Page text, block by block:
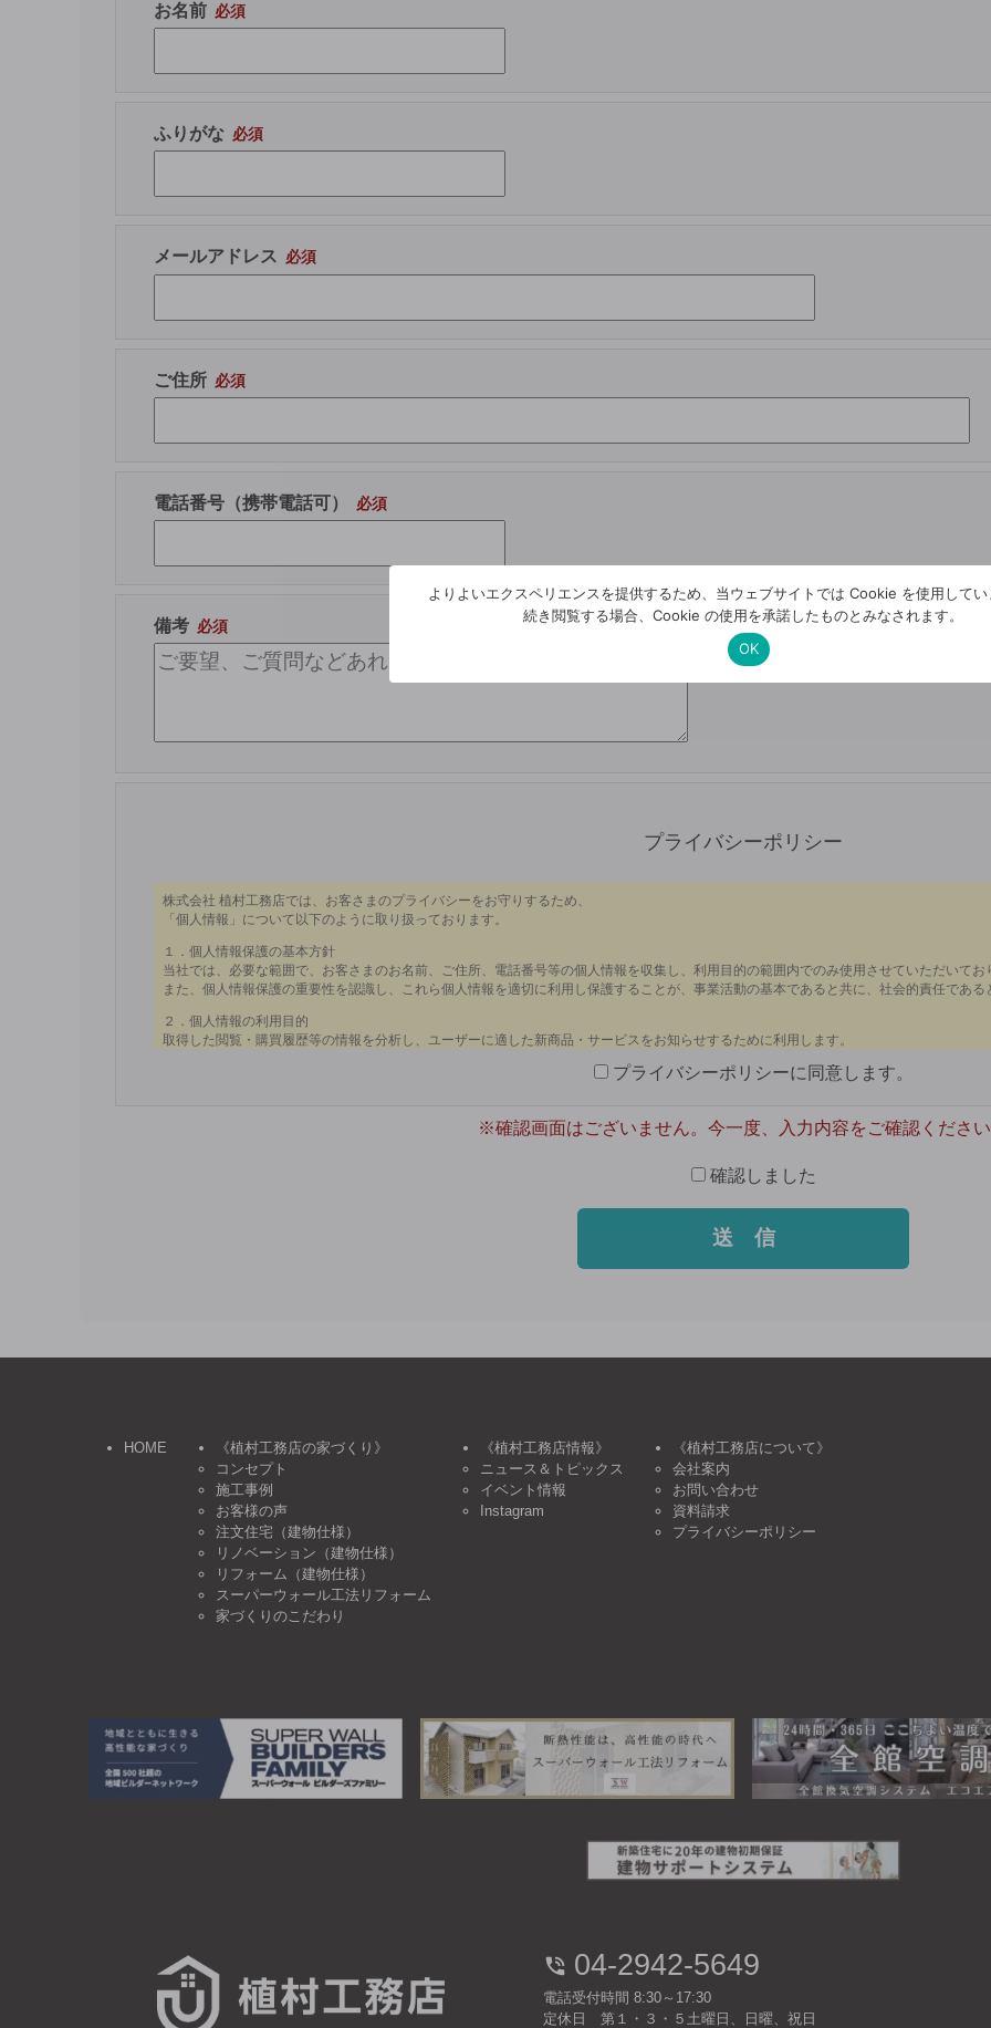
お名前
ふりがな
メールアドレス
ご住所
電話番号（携帯電話可）
備考
このフィールドは空のままにしてく
プライバシーポリシー
プライバシーポリシーに同意します。
※確認画面はございません。今一度、入力内容をご確認くださ
確認しました
HOME
《植村工務店の家づくり》
コンセプト
施工事例
お客様の声
注文住宅（建物仕様）
リノベーション（建物仕様）
リフォーム（建物仕様）
スーパーウォール工法リフォーム
家づくりのこだわり
《植村工務店情報》
ニュース＆トピックス
イベント情報
Instagram
《植村工務店について》
会社案内
お問い合わせ
資料請求
プライバシーポリシー
04-2942-5649
電話受付時間 8:30～17:30
定休日 第１・３・５土曜日、日曜、祝日
よりよいエクスペリエンスを提供するため、当ウェブサイトでは Cookie を使用して
続き閲覧する場合、Cookie の使用を承諾したものとみなされます。
OK